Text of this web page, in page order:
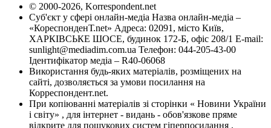
© 2000-2026, Korrespondent.net
Суб'єкт у сфері онлайн-медіа Назва онлайн-медіа –
«КореспонденТ.net» Адреса: 02091, місто Київ,
ХАРКІВСЬКЕ ШОСЕ, будинок 172-Б, офіс 208/1 E-mail:
sunlight@mediadim.com.ua Телефон: 044-205-43-00
Ідентифікатор медіа – R40-06068
Використання будь-яких матеріалів, розміщених на
сайті, дозволяється за умови посилання на
Корреспондент.net.
При копіюванні матеріалів зі сторінки « Новини України
і світу» , для інтернет - видань - обов'язкове пряме
відкрите для пошукових систем гіперпосилання .